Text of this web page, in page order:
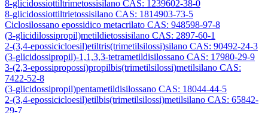
8-glicidossiottiltrimetossisilano CAS: 1239602-38-0
8-glicidossiottiltrietossisilano CAS: 1814903-73-5
Ciclosilossano epossidico metacrilato CAS: 948598-97-8
(3-glicidilossipropil)metildietossisilano CAS: 2897-60-1
2-(3,4-epossicicloesil)etiltris(trimetilsilossi)silano CAS: 90492-24-3
(3-glicidossipropil)-1,1,3,3-tetrametildisilossano CAS: 17980-29-9
3-(2,3-epossipropossi)propilbis(trimetilsilossi)metilsilano CAS:
7422-52-8
(3-glicidossipropil)pentametildisilossano CAS: 18044-44-5
2-(3,4-epossicicloesil)etilbis(trimetilsilossi)metilsilano CAS: 65842-
29-7